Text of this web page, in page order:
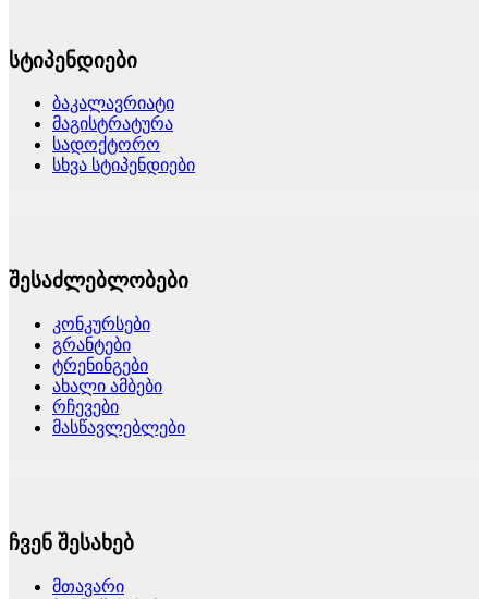
სტიპენდიები
ბაკალავრიატი
მაგისტრატურა
სადოქტორო
სხვა სტიპენდიები
შესაძლებლობები
კონკურსები
გრანტები
ტრენინგები
ახალი ამბები
რჩევები
მასწავლებლები
ჩვენ შესახებ
მთავარი